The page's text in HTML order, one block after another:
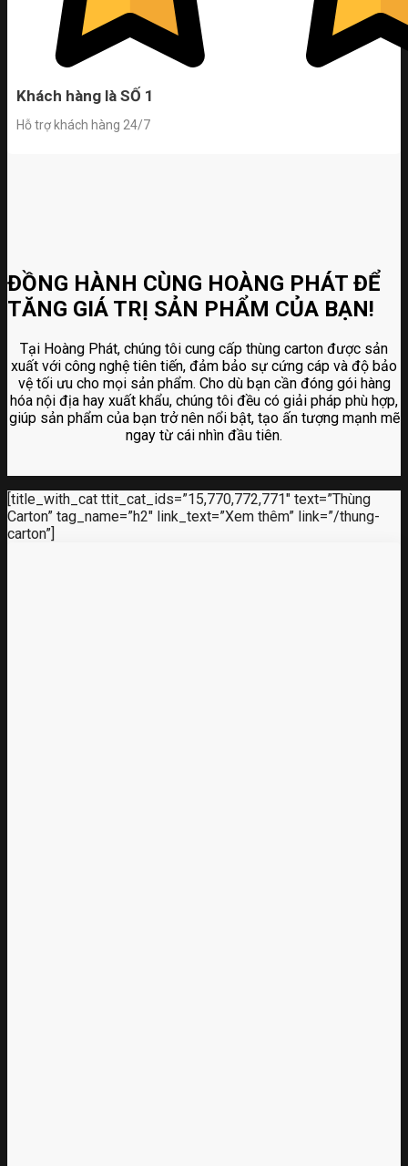
Khách hàng là SỐ 1
Hỗ trợ khách hàng 24/7
ĐỒNG HÀNH CÙNG HOÀNG PHÁT ĐỂ
TĂNG GIÁ TRỊ SẢN PHẨM CỦA BẠN!
Tại Hoàng Phát, chúng tôi cung cấp thùng carton được sản
xuất với công nghệ tiên tiến, đảm bảo sự cứng cáp và độ bảo
vệ tối ưu cho mọi sản phẩm. Cho dù bạn cần đóng gói hàng
hóa nội địa hay xuất khẩu, chúng tôi đều có giải pháp phù hợp,
giúp sản phẩm của bạn trở nên nổi bật, tạo ấn tượng mạnh mẽ
ngay từ cái nhìn đầu tiên.
[title_with_cat ttit_cat_ids=”15,770,772,771″ text=”Thùng
Carton” tag_name=”h2″ link_text=”Xem thêm” link=”/thung-
carton”]